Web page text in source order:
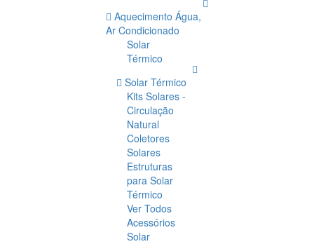
Aquecimento Água,
Ar Condicionado
Solar
Térmico
Solar Térmico
Kits Solares -
Circulação
Natural
Coletores
Solares
Estruturas
para Solar
Térmico
Ver Todos
Acessórios
Solar